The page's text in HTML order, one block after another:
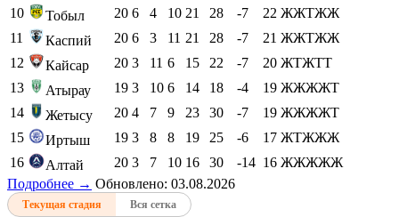
10
Тобыл 20 6 4 10 21 28 -7 22 ЖЖТЖЖ
11
Каспий 20 6 3 11 21 28 -7 21 ЖЖТЖЖ
12
Кайсар 20 3 11 6 15 22 -7 20 ЖТЖТТ
13
Атырау 19 3 10 6 14 18 -4 19 ЖЖЖЖТ
14
Жетысу 20 4 7 9 23 30 -7 19 ЖЖЖЖТ
15
Иртыш 19 3 8 8 19 25 -6 17 ЖТЖЖЖ
16
Алтай 20 3 7 10 16 30 -14 16 ЖЖЖЖЖ
Подробнее → Обновлено: 03.08.2026
Текущая стадия Вся сетка